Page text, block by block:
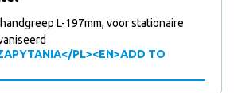
L-197mm, voor stationaire
PL><EN>ADD TO